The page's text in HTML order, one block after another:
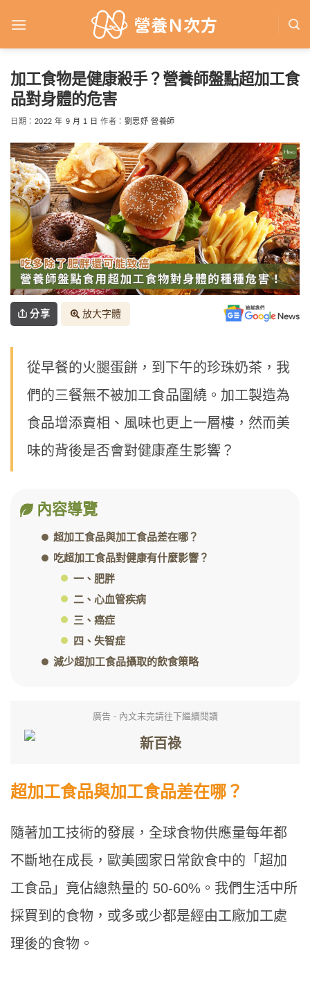
加工食物是健康殺手？營養師盤點超加工食
品對身體的危害
日期： 2022 年 9 月 1 日 作者： 劉思妤 營養師
分享 放大字體
從早餐的火腿蛋餅，到下午的珍珠奶茶，我
們的三餐無不被加工食品圍繞。加工製造為
食品增添賣相、風味也更上一層樓，然而美
味的背後是否會對健康產生影響？
內容導覽
超加工食品與加工食品差在哪？
吃超加工食品對健康有什麼影響？
一、肥胖
二、心血管疾病
三、癌症
四、失智症
減少超加工食品攝取的飲食策略
廣告 - 內文未完請往下繼續閱讀
超加工食品與加工食品差在哪？
隨著加工技術的發展，全球食物供應量每年都
不斷地在成長，歐美國家日常飲食中的「超加
工食品」竟佔總熱量的 50-60%。我們生活中所
採買到的食物，或多或少都是經由工廠加工處
理後的食物。